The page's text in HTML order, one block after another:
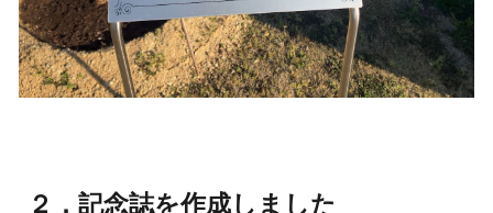
２．記念誌を作成しました